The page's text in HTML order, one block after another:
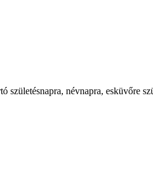
születésnapra, névnapra, esküvőre